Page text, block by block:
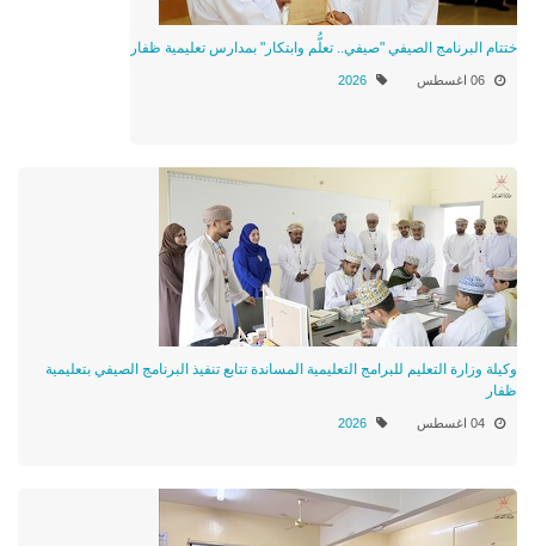
ختتام البرنامج الصيفي "صيفي.. تعلُّم وابتكار" بمدارس تعليمية ظفار
06 اغسطس 2026
وكيلة وزارة التعليم للبرامج التعليمية المساندة تتابع تنفيذ البرنامج الصيفي بتعليمية
ظفار
04 اغسطس 2026